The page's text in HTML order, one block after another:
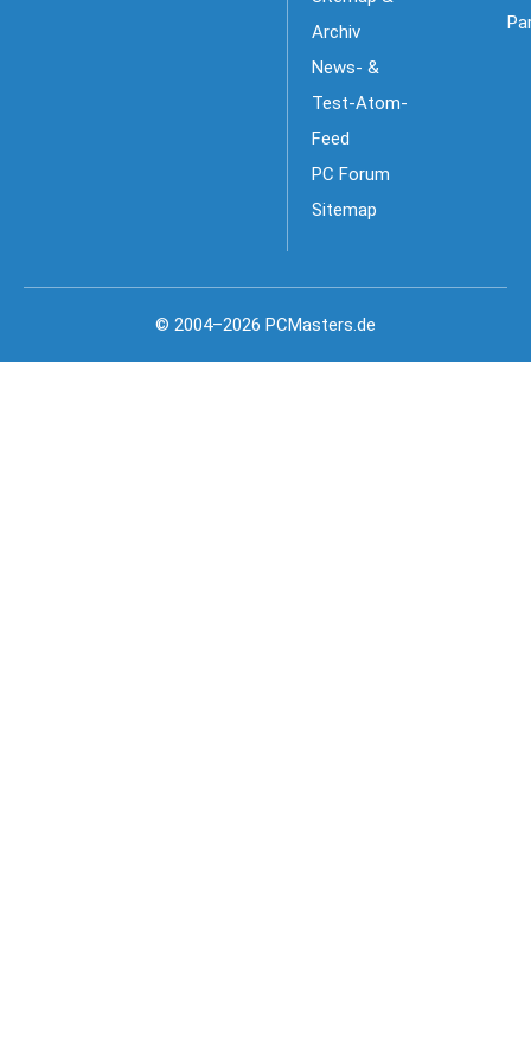
Archiv
News- &
Test-Atom-
Feed
PC Forum
Sitemap
© 2004–2026 PCMasters.de